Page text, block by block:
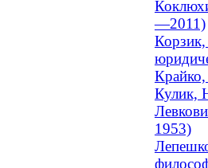
—2011)
Кулик,
1953)